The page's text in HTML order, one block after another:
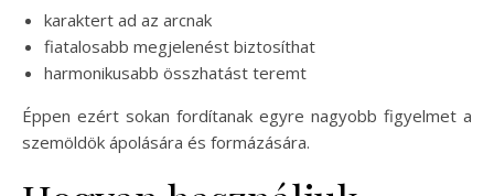
karaktert ad az arcnak
fiatalosabb megjelenést biztosíthat
harmonikusabb összhatást teremt
Éppen ezért sokan fordítanak egyre nagyobb figyelmet a
szemöldök ápolására és formázására.